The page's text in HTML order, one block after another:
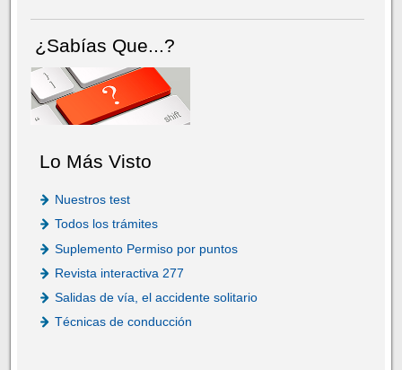
¿Sabías Que...?
Lo Más Visto
Nuestros test
Todos los trámites
Suplemento Permiso por puntos
Revista interactiva 277
Salidas de vía, el accidente solitario
Técnicas de conducción